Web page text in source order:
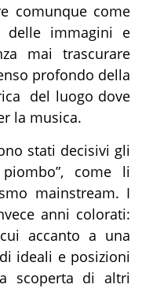
comunque come
immagini e
mai trascurare
profondo della
del luogo dove
la musica.
stati decisivi gli
come li
mainstream. I
anni colorati:
accanto a una
ideali e posizioni
scoperta di altri